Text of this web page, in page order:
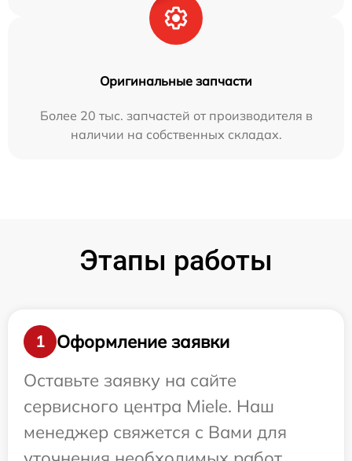
Оригинальные запчасти
Более 20 тыс. запчастей от производителя в
наличии на собственных складах.
Этапы работы
1
Оформление заявки
Оставьте заявку на сайте
сервисного центра Miele. Наш
менеджер свяжется с Вами для